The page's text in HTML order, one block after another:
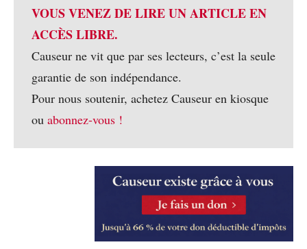
VOUS VENEZ DE LIRE UN ARTICLE EN
ACCÈS LIBRE.
Causeur ne vit que par ses lecteurs, c’est la seule
garantie de son indépendance.
Pour nous soutenir, achetez Causeur en kiosque
ou abonnez-vous !